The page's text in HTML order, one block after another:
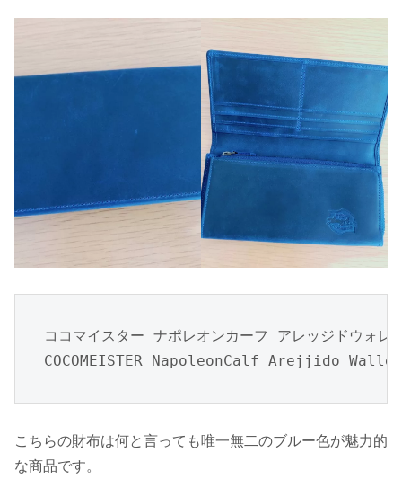
ココマイスター ナポレオンカーフ アレッジドウォ
COCOMEISTER NapoleonCalf Arejjido
こちらの財布は何と言っても唯一無二のブルー色が魅力的
な商品です。